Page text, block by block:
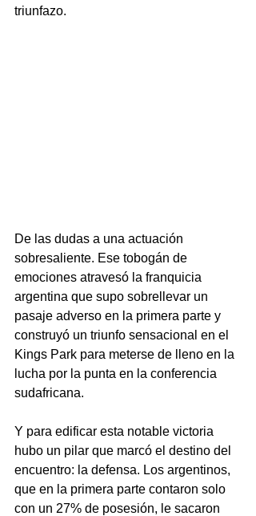
triunfazo.
De las dudas a una actuación
sobresaliente. Ese tobogán de
emociones atravesó la franquicia
argentina que supo sobrellevar un
pasaje adverso en la primera parte y
construyó un triunfo sensacional en el
Kings Park para meterse de lleno en la
lucha por la punta en la conferencia
sudafricana.
Y para edificar esta notable victoria
hubo un pilar que marcó el destino del
encuentro: la defensa. Los argentinos,
que en la primera parte contaron solo
con un 27% de posesión, le sacaron